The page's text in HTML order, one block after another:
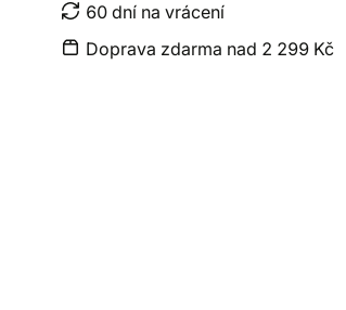
60 dní na vrácení
Doprava zdarma nad 2 299 Kč